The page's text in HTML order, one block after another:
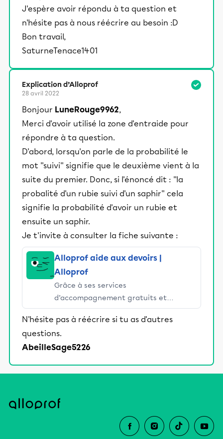
J'espère avoir répondu à ta question et
n'hésite pas à nous réécrire au besoin :D
Bon travail,
SaturneTenace1401
Explication d’Alloprof
28 avril 2022
Bonjour LuneRouge9962,
Merci d'avoir utilisé la zone d'entraide pour
répondre à ta question.
D'abord, lorsqu'on parle de la probabilité le
mot ''suivi'' signifie que le deuxième vient à la
suite du premier. Donc, si l'énoncé dit : ''la
probalité d'un rubie suivi d'un saphir'' cela
signifie la probabilité d'avoir un rubie et
ensuite un saphir.
Je t'invite à consulter la fiche suivante :
Alloprof aide aux devoirs |
Alloprof
Grâce à ses services
d’accompagnement gratuits et
stimulants, Alloprof engage les élèves
et leurs parents dans la réussite
éducative.
N'hésite pas à réécrire si tu as d'autres
questions.
AbeilleSage5226